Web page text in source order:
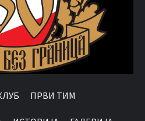
ПРВИ ТИМ